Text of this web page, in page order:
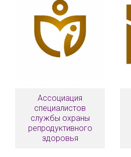
Ассоциация
специалистов
службы охраны
репродуктивного
здоровья